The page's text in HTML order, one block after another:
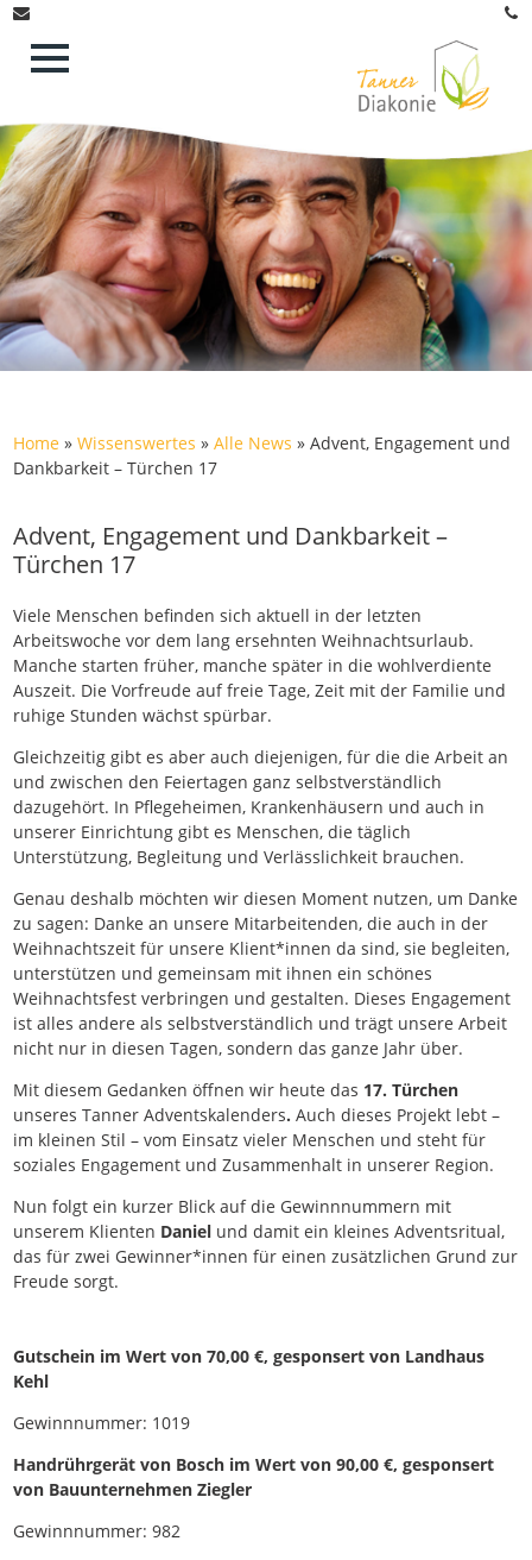
Home »Wissenswertes »Alle News »Advent, Engagement und
Dankbarkeit – Türchen 17
Advent, Engagement und Dankbarkeit –
Türchen 17
Viele Menschen befinden sich aktuell in der letzten
Arbeitswoche vor dem lang ersehnten Weihnachtsurlaub.
Manche starten früher, manche später in die wohlverdiente
Auszeit. Die Vorfreude auf freie Tage, Zeit mit der Familie und
ruhige Stunden wächst spürbar.
Gleichzeitig gibt es aber auch diejenigen, für die die Arbeit an
und zwischen den Feiertagen ganz selbstverständlich
dazugehört. In Pflegeheimen, Krankenhäusern und auch in
unserer Einrichtung gibt es Menschen, die täglich
Unterstützung, Begleitung und Verlässlichkeit brauchen.
Genau deshalb möchten wir diesen Moment nutzen, um Danke
zu sagen: Danke an unsere Mitarbeitenden, die auch in der
Weihnachtszeit für unsere Klient*innen da sind, sie begleiten,
unterstützen und gemeinsam mit ihnen ein schönes
Weihnachtsfest verbringen und gestalten. Dieses Engagement
ist alles andere als selbstverständlich und trägt unsere Arbeit
nicht nur in diesen Tagen, sondern das ganze Jahr über.
Mit diesem Gedanken öffnen wir heute das 17. Türchen
unseres Tanner Adventskalenders. Auch dieses Projekt lebt –
im kleinen Stil – vom Einsatz vieler Menschen und steht für
soziales Engagement und Zusammenhalt in unserer Region.
Nun folgt ein kurzer Blick auf die Gewinnnummern mit
unserem Klienten Daniel und damit ein kleines Adventsritual,
das für zwei Gewinner*innen für einen zusätzlichen Grund zur
Freude sorgt.
Gutschein im Wert von 70,00 €, gesponsert von Landhaus
Kehl
Gewinnnummer: 1019
Handrührgerät von Bosch im Wert von 90,00 €, gesponsert
von Bauunternehmen Ziegler
Gewinnnummer: 982